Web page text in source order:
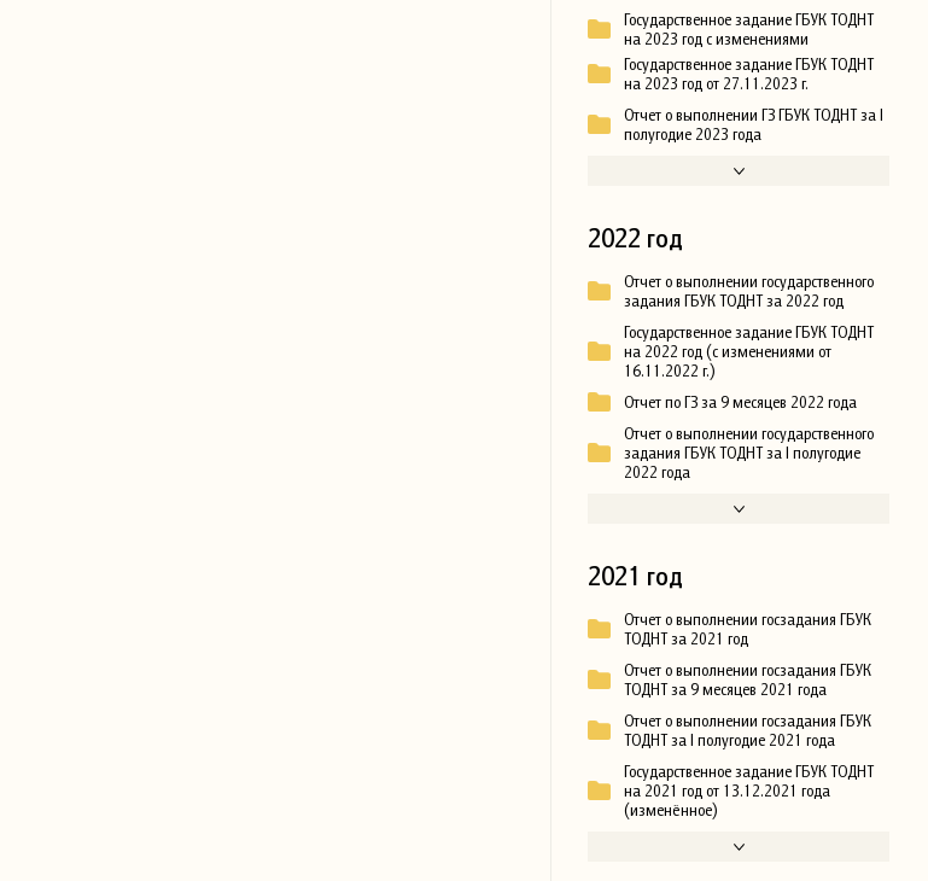
Государственное задание ГБУК ТОДНТ
на 2023 год с изменениями
Государственное задание ГБУК ТОДНТ
на 2023 год от 27.11.2023 г.
Отчет о выполнении ГЗ ГБУК ТОДНТ за I
полугодие 2023 года
2022 год
Отчет о выполнении государственного
задания ГБУК ТОДНТ за 2022 год
Государственное задание ГБУК ТОДНТ
на 2022 год (с изменениями от
16.11.2022 г.)
Отчет по ГЗ за 9 месяцев 2022 года
Отчет о выполнении государственного
задания ГБУК ТОДНТ за I полугодие
2022 года
2021 год
Отчет о выполнении госзадания ГБУК
ТОДНТ за 2021 год
Отчет о выполнении госзадания ГБУК
ТОДНТ за 9 месяцев 2021 года
Отчет о выполнении госзадания ГБУК
ТОДНТ за I полугодие 2021 года
Государственное задание ГБУК ТОДНТ
на 2021 год от 13.12.2021 года
(изменённое)